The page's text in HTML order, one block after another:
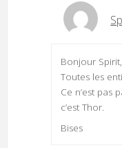
Bonjour Spirit,
Toutes les
Ce n’est pas
c’est Thor.
Bises